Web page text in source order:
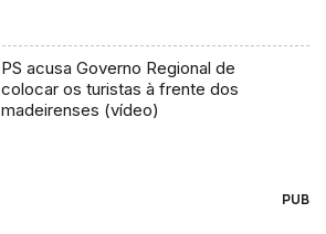
PS acusa Governo Regional de
colocar os turistas à frente dos
madeirenses (vídeo)
PUB